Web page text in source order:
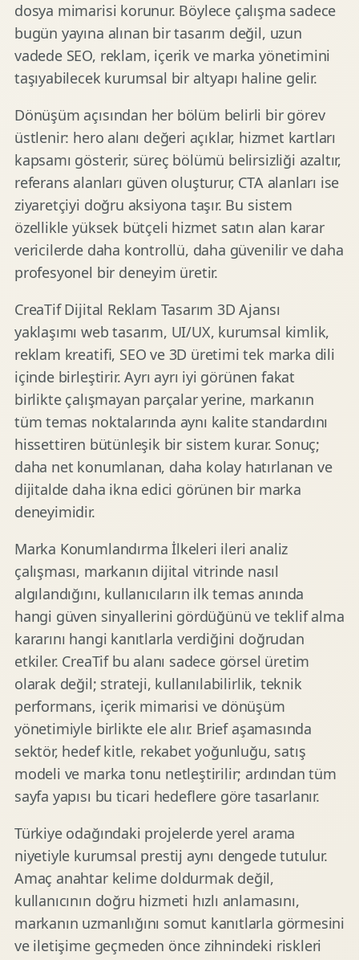
dosya mimarisi korunur. Böylece çalışma sadece
bugün yayına alınan bir tasarım değil, uzun
vadede SEO, reklam, içerik ve marka yönetimini
taşıyabilecek kurumsal bir altyapı haline gelir.
Dönüşüm açısından her bölüm belirli bir görev
üstlenir: hero alanı değeri açıklar, hizmet kartları
kapsamı gösterir, süreç bölümü belirsizliği azaltır,
referans alanları güven oluşturur, CTA alanları ise
ziyaretçiyi doğru aksiyona taşır. Bu sistem
özellikle yüksek bütçeli hizmet satın alan karar
vericilerde daha kontrollü, daha güvenilir ve daha
profesyonel bir deneyim üretir.
CreaTif Dijital Reklam Tasarım 3D Ajansı
yaklaşımı web tasarım, UI/UX, kurumsal kimlik,
reklam kreatifi, SEO ve 3D üretimi tek marka dili
içinde birleştirir. Ayrı ayrı iyi görünen fakat
birlikte çalışmayan parçalar yerine, markanın
tüm temas noktalarında aynı kalite standardını
hissettiren bütünleşik bir sistem kurar. Sonuç;
daha net konumlanan, daha kolay hatırlanan ve
dijitalde daha ikna edici görünen bir marka
deneyimidir.
Marka Konumlandırma İlkeleri ileri analiz
çalışması, markanın dijital vitrinde nasıl
algılandığını, kullanıcıların ilk temas anında
hangi güven sinyallerini gördüğünü ve teklif alma
kararını hangi kanıtlarla verdiğini doğrudan
etkiler. CreaTif bu alanı sadece görsel üretim
olarak değil; strateji, kullanılabilirlik, teknik
performans, içerik mimarisi ve dönüşüm
yönetimiyle birlikte ele alır. Brief aşamasında
sektör, hedef kitle, rekabet yoğunluğu, satış
modeli ve marka tonu netleştirilir; ardından tüm
sayfa yapısı bu ticari hedeflere göre tasarlanır.
Türkiye odağındaki projelerde yerel arama
niyetiyle kurumsal prestij aynı dengede tutulur.
Amaç anahtar kelime doldurmak değil,
kullanıcının doğru hizmeti hızlı anlamasını,
markanın uzmanlığını somut kanıtlarla görmesini
ve iletişime geçmeden önce zihnindeki riskleri